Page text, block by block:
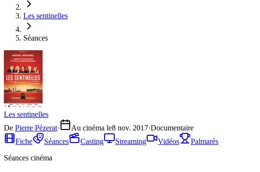
Les sentinelles
Séances
Les sentinelles
De Pierre Pézerat· Au cinéma le8 nov. 2017·Documentaire
Fiche
Séances Casting Streaming Vidéos
Palmarès
Séances cinéma